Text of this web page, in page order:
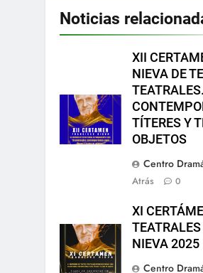
Noticias
XII
NIEVA DE
TÍTERES Y
OBJETOS
Centro
Atrás
0
XI
NIEVA 2025
Centro